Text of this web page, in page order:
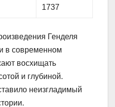
1737
Генделя
в современном
восхищать
и глубиной.
неизгладимый